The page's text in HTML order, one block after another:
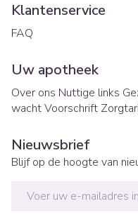
Klantenservice
FAQ
Uw apotheek
Over ons Nuttige links
wachtVoorschrift
Nieuwsbrief
Blijf op de hoogte van